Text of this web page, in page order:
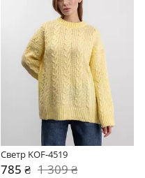
Светр KOF-4519
785 ₴ 1 309 ₴